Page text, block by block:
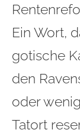
Ein Wort,
gotische
den
oder
Tatort